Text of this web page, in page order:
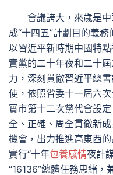
會議誇大，來歲是
成“十四五”計劃目的義
以習近平新時期中國特
實黨的二十年夜和二十
力，深刻貫徹習近平總
使，依照省委十一屆六
實市第十二次黨代會設
全、正確、周全貫徹新
機會，出力推進高東西
實行“十年包養感情夜計
“16136”總體任務思緒，